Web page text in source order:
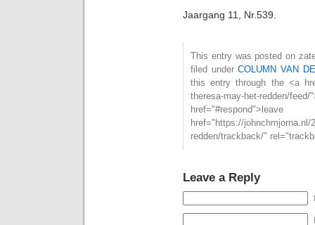
Jaargang 11, Nr.539.
This entry was posted on
filed underCOLUMN VAN
this entry through the <a
theresa-may-het-redden/
href="https://johnchmjorna.nl/
redden/trackback/"
Leave a Reply